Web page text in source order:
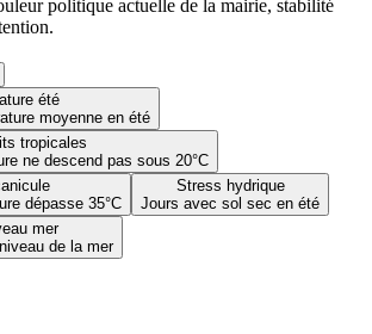
été
moyenne en été
tropicales
ne descend pas sous 20°C
dépasse 35°C
Stress hydrique
Jours avec sol sec en été
mer
de la mer
politique actuelle de la mairie, stabilité